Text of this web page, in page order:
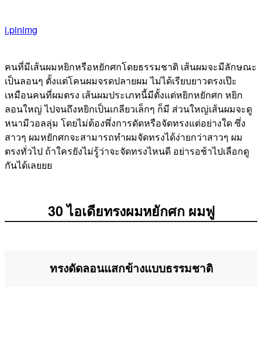
i.pinimg
คนที่มีเส้นผมหยิกหรือหยักศกโดยธรรมชาติ เส้นผมจะมีลักษณะ
เป็นลอนๆ ตั้งแต่โคนผมจรดปลายผม ไม่ได้เรียบยาวตรงเป๊ะ
เหมือนคนที่ผมตรง เส้นผมประเภทนี้มีตั้งแต่หยิกหยักศก หยิก
ลอนใหญ่ ไปจนถึงหยิกเป็นเกลียวเล็กๆ ก็มี ส่วนใหญ่เส้นผมจะดู
หนามีวอลลุ่ม โดยไม่ต้องพึ่งการดัดหรือจัดทรงแต่อย่างใด ซึ่ง
สาวๆ ผมหยักศกจะสามารถทำผมจัดทรงได้ง่ายกว่าสาวๆ ผม
ตรงทั่วไป ถ้าใครยังไม่รู้ว่าจะจัดทรงไหนดี อย่ารอช้าไปเลือกดู
กันได้เลยยย
30 ไอเดียทรงผมหยักศก ผมฟู
ทรงดัดลอนแสกข้างแบบธรรมชาติ